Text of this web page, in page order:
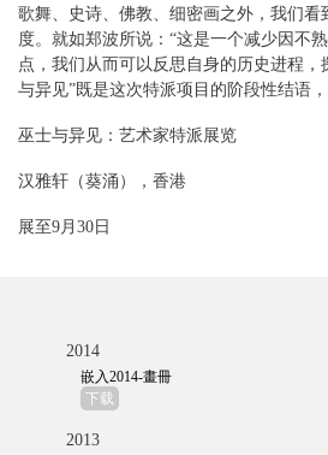
歌舞、史诗、佛教、细密画之外，我们
度。就如郑波所说：“这是一个减少因不
点，我们从而可以反思自身的历史进程
与异见”既是这次特派项目的阶段性结语
巫士与异见：艺术家特派展览
汉雅轩（葵涌），香港
展至9月30日
2014
嵌入2014-畫冊
下载
2013